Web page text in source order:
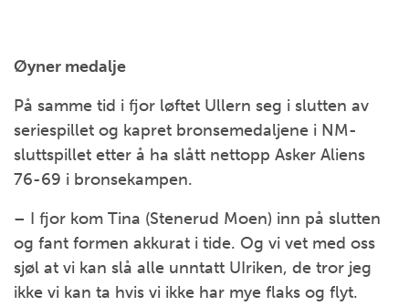
Øyner medalje
På samme tid i fjor løftet Ullern seg i slutten av
seriespillet og kapret bronsemedaljene i NM-
sluttspillet etter å ha slått nettopp Asker Aliens
76-69 i bronsekampen.
– I fjor kom Tina (Stenerud Moen) inn på slutten
og fant formen akkurat i tide. Og vi vet med oss
sjøl at vi kan slå alle unntatt UIriken, de tror jeg
ikke vi kan ta hvis vi ikke har mye flaks og flyt.